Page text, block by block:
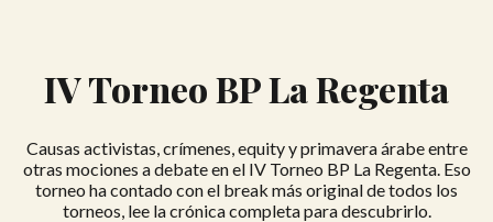
IV Torneo BP La Regenta
Causas activistas, crímenes, equity y primavera árabe entre
otras mociones a debate en el IV Torneo BP La Regenta. Eso
torneo ha contado con el break más original de todos los
torneos, lee la crónica completa para descubrirlo.